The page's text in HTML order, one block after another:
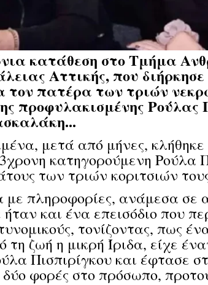
κατάθεση στο Τμήμα
Αττικής, που διήρκησε
τον πατέρα των τριών
προφυλακισμένης Ρούλας
μετά από μήνες,
κατηγορούμενη Ρούλα
των τριών κοριτσιών
πληροφορίες, ανάμεσα σε
και ένα επεισόδιο που
τονίζοντας, πως
τη ζωή η μικρή Ίριδα, είχε
Πισπιρίγκου και έφτασε
δύο φορές στο πρόσωπο,